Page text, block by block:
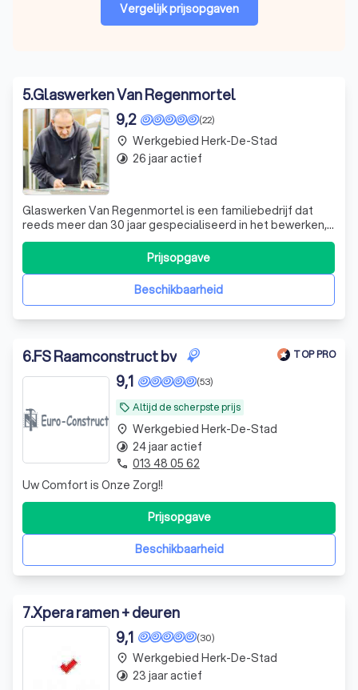
Vergelijk prijsopgaven
5.Glaswerken Van Regenmortel
(22)
9,2
Glaswerken Van Regenmortel is een familiebedrijf dat
reeds meer dan 30 jaar gespecialiseerd in het bewerken,
plaatsen en afleveren van glas, aan zowel particulieren als
aan bedrijven. Bezoek onze onlangs vernieuwde toonzaal
in Herselt en ontdek de vele glastoepassingen voor
zowel binnen als buiten!Beschikbaarheid
Prijsopgave
place Werkgebied Herk-De-Stad
timelapse 26 jaar actief
6.FS Raamconstruct bv TOP PRO
local_offer Altijd de scherpste prijs
(53)
9,1
Uw Comfort is Onze Zorg!!
Beschikbaarheid
Prijsopgave
place Werkgebied Herk-De-Stad
timelapse 24 jaar actief
phone 013 48 05 62
7.Xpera ramen + deuren
(30)
9,1
place Werkgebied Herk-De-Stad
timelapse 23 jaar actief